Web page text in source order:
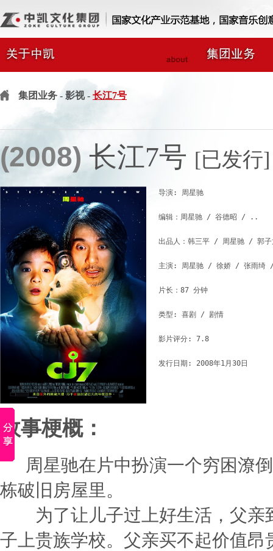
集团业务 - 影视 - 长江7号
(2008) 长江7号 [已发行]
导演: 周星驰
编辑：周星驰 / 谷德昭 / ..
出品人：韩三平 / 周星驰 / 郭
主演: 周星驰 / 徐娇 / 张雨
片长：87 分钟
类型: 喜剧 / 剧情
影片评分: 7.8
发行日期: 2008年1月30日
故事梗概：
周星驰在片中扮演一个穷困潦倒
栋破旧房屋里。
为了让儿子过上好生活，父亲
子上贵族学校。父亲买不起价值昂